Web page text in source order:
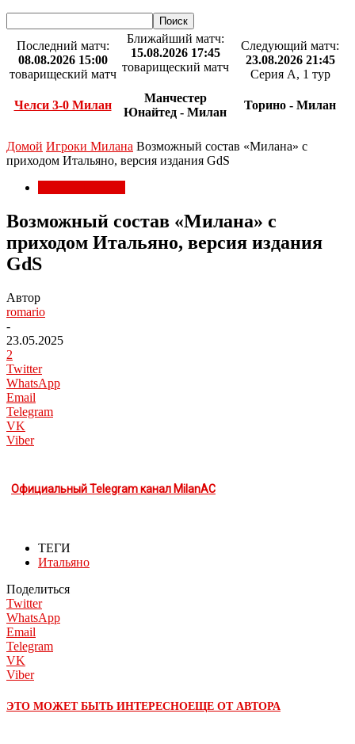
Последний матч:
08.08.2026 15:00
товарищеский матч
Челси 3-0 Милан
Ближайший матч:
15.08.2026 17:45
товарищеский матч
Манчестер
Юнайтед - Милан
Следующий матч:
23.08.2026 21:45
Серия А, 1 тур
Торино - Милан
Домой Игроки Милана Возможный состав «Милана» с
приходом Итальяно, версия издания GdS
Возможный состав «Милана» с
приходом Итальяно, версия издания
GdS
Автор
romario
-
23.05.2025
2
Twitter
WhatsApp
Email
Telegram
VK
Viber
Официальный Telegram канал MilanAC
ТЕГИ
Итальяно
Поделиться
Twitter
WhatsApp
Email
Telegram
VK
Viber
ЭТО МОЖЕТ БЫТЬ ИНТЕРЕСНОЕЩЕ ОТ АВТОРА